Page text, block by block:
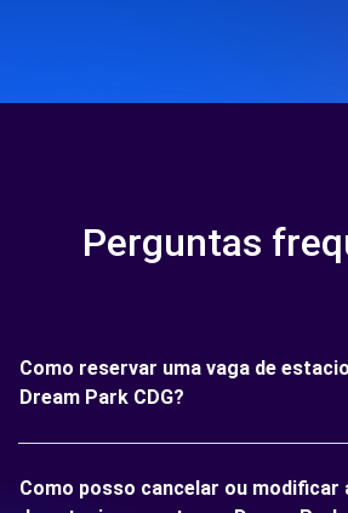
Perguntas
Como reservar uma vaga de
Dream Park CDG?
Como posso cancelar ou modificar